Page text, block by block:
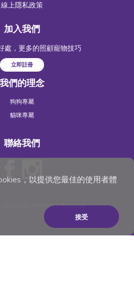
，以提供您最佳的使用者體
接受
線上隱私政策
加入我們
處，更多的照顧寵物技巧
立即註冊
我們的理念
狗狗專屬
貓咪專屬
聯絡我們
, LLC 2023. All Rights Reserved